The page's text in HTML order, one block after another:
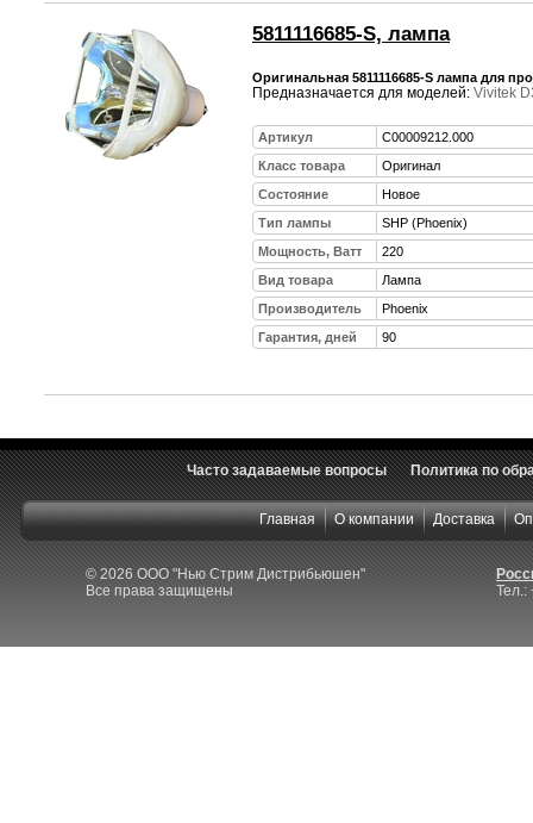
5811116685-S, лампа
Оригинальная 5811116685-S лампа для
Предназначается для моделей: Vivitek
Артикул
C00009212.000
Класс товара
Оригинал
Состояние
Новое
Тип лампы
SHP (Phoenix)
Мощность, Ватт
220
Вид товара
Лампа
Производитель
Phoenix
Гарантия, дней
90
Часто задаваемые вопросы Политика по
Главная О компании Доставка
© 2026 ООО "Нью Стрим Дистрибьюшен"
Все права защищены
Тел.: